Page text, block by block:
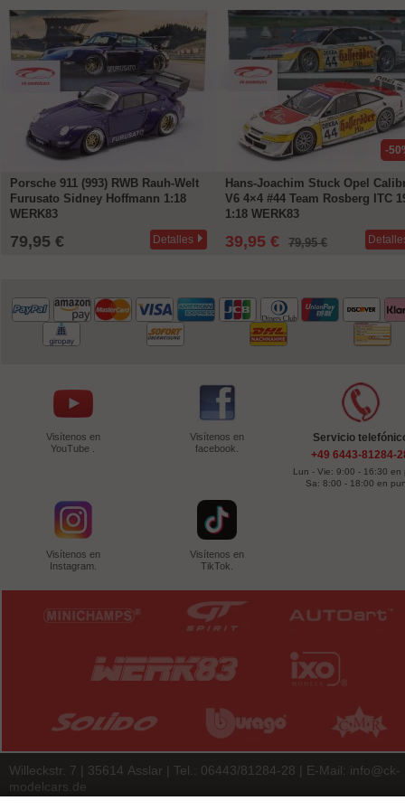
Porsche 911 (993) RWB Rauh-Welt
Furusato Sidney Hoffmann 1:18
WERK83
79,95 € Detalles
-
Hans-Joachim Stuck Opel
V6 4×4 #44 Team Rosberg ITC
1:18 WERK83
39,95 € 79,95 €
Visítenos en
YouTube .
Visítenos en
facebook.
Visítenos en
Instagram.
Visítenos en
TikTok.
Servicio
+49 6443-81284-
Lun - Vie: 9:00 - 16:30 en
Sa: 8:00 - 18:00 en
Willeckstr. 7 | 35614 Asslar | Tel.: 06443/81284-28 | E-Mail: info@ck-
modelcars.de